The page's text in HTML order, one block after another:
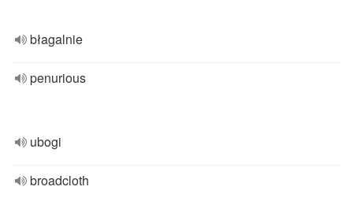
błagalnie
penurious
ubogi
broadcloth